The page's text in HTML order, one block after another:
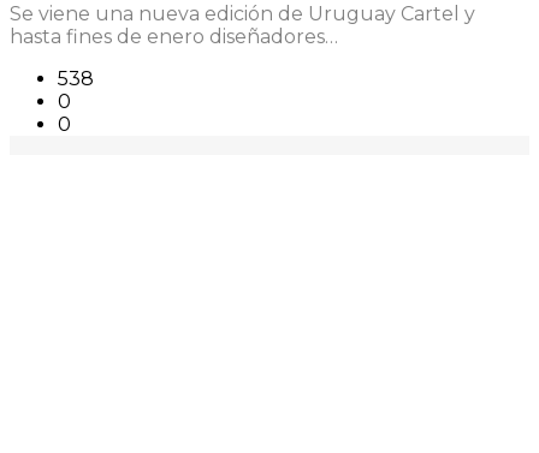
Se viene una nueva edición de Uruguay Cartel y
hasta fines de enero diseñadores…
538
0
0